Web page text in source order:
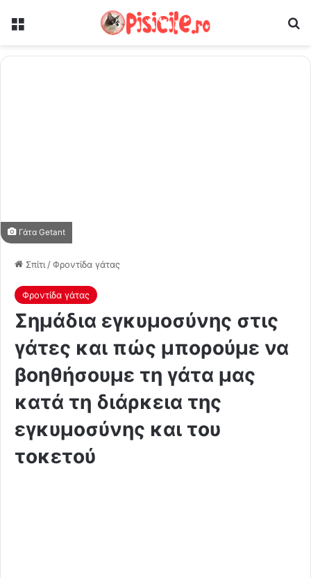
Μενού
Γάτα Getant
Σπίτι /Φροντίδα γάτας
Φροντίδα γάτας
Σημάδια εγκυμοσύνης στις
γάτες και πώς μπορούμε να
βοηθήσουμε τη γάτα μας
κατά τη διάρκεια της
εγκυμοσύνης και του
τοκετού